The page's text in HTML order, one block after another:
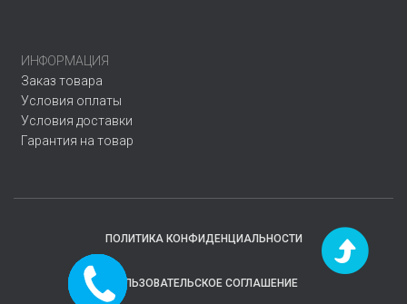
ИНФОРМАЦИЯ
Заказ товара
Условия оплаты
Условия доставки
Гарантия на товар
ПОЛИТИКА КОНФИДЕНЦИАЛЬНОСТИ
ПОЛЬЗОВАТЕЛЬСКОЕ СОГЛАШЕНИЕ
Заказать
звонок